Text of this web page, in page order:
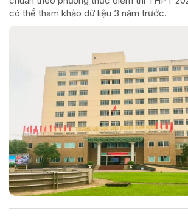
có thể tham khảo dữ liệu 3 năm trước.